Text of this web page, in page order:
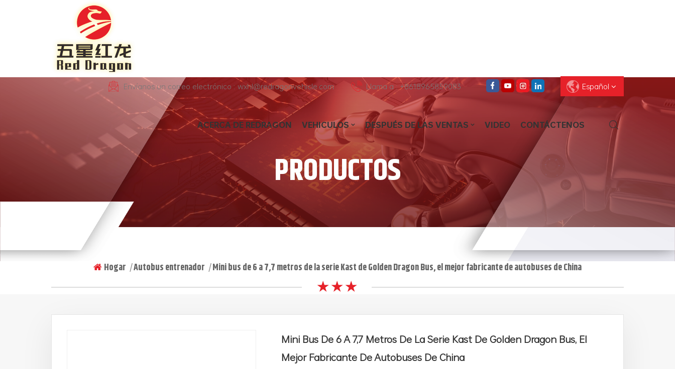
Envíanos un correo electrónico : wxhl@redragonvehicle.com Llama a : +8618965859083 Español
English
Français
Deutsch
Pусский
Español
العربية
ACERCA DE REDRAGON VEHICULOS DESPUÉS DE LAS VENTAS VIDEO CONTÁCTENOS
PRODUCTOS
Hogar |Autobus entrenador | Mini bus de 6 a 7,7 metros de la serie Kast de Golden Dragon Bus, el mejor fabricante de autobuses de China
★ ★ ★
Mini Bus De 6 A 7,7 Metros De La Serie Kast De Golden Dragon Bus, El
Mejor Fabricante De Autobuses De China